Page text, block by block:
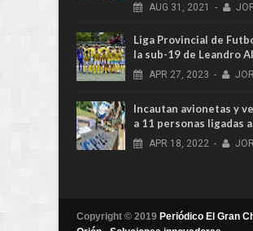
AUG 31, 2021 -
Liga Provincial de
la sub-19 de Leandro
APR 27, 2023 -
Incautan avionetas y
a 11 personas ligadas
APR 18, 2022 -
Copyright © 2019 Periódico El Gran